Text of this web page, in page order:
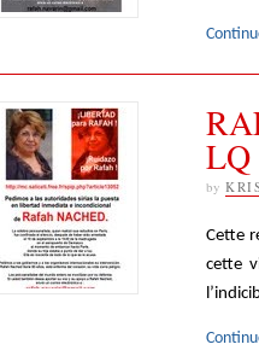
LQ
by
Cette
cette